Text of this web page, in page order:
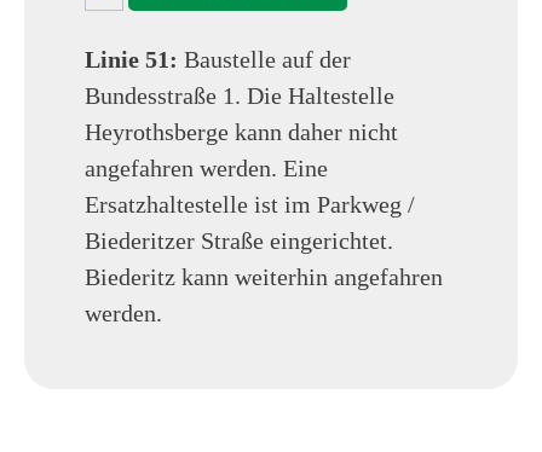
Linie 51: Baustelle auf der
Bundesstraße 1. Die Haltestelle
Heyrothsberge kann daher nicht
angefahren werden. Eine
Ersatzhaltestelle ist im Parkweg /
Biederitzer Straße eingerichtet.
Biederitz kann weiterhin angefahren
werden.